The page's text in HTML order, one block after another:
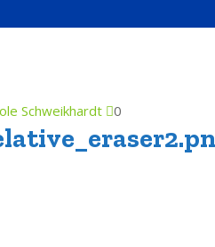
Schweikhardt 0